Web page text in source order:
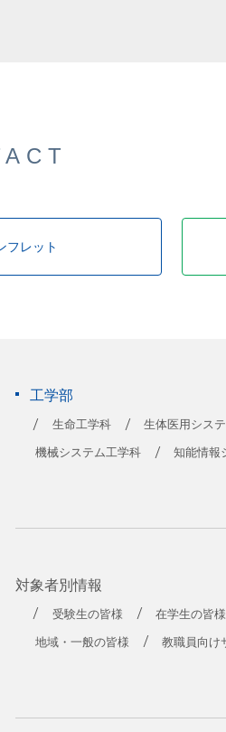
フレット
工学部
生命工学科 生体医用シス
機械システム工学科 知能情報
対象者別情報
受験生の皆様 在学生の皆様
地域・一般の皆様 教職員向け